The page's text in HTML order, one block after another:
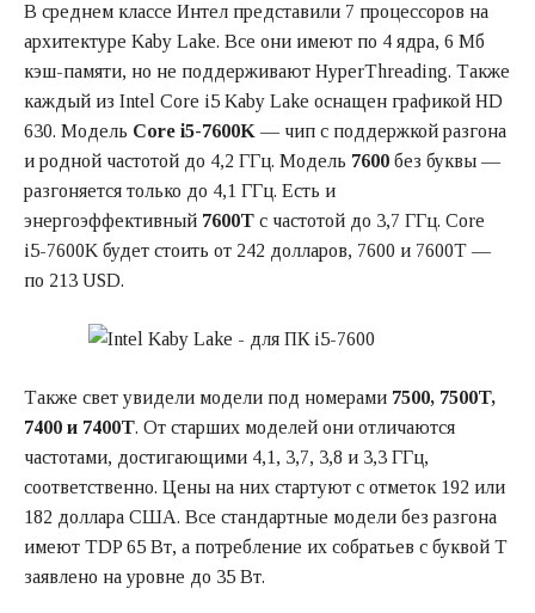
В среднем классе Интел представили 7 процессоров на
архитектуре Kaby Lake. Все они имеют по 4 ядра, 6 Мб
кэш-памяти, но не поддерживают HyperThreading. Также
каждый из Intel Core i5 Kaby Lake оснащен графикой HD
630. Модель Core i5-7600K — чип с поддержкой разгона
и родной частотой до 4,2 ГГц. Модель 7600 без буквы —
разгоняется только до 4,1 ГГц. Есть и
энергоэффективный 7600Т с частотой до 3,7 ГГц. Core
i5-7600K будет стоить от 242 долларов, 7600 и 7600T —
по 213 USD.
Также свет увидели модели под номерами 7500, 7500T,
7400 и 7400T. От старших моделей они отличаются
частотами, достигающими 4,1, 3,7, 3,8 и 3,3 ГГц,
соответственно. Цены на них стартуют с отметок 192 или
182 доллара США. Все стандартные модели без разгона
имеют TDP 65 Вт, а потребление их собратьев с буквой T
заявлено на уровне до 35 Вт.